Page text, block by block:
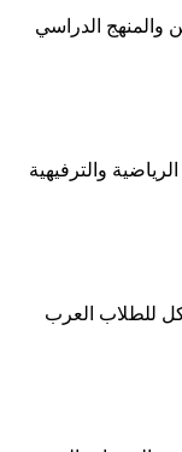
والمنهج الدراسي
والترفيهية
للطلاب العرب